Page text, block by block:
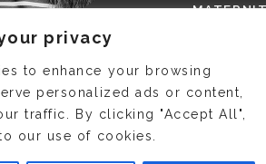
privacy
to enhance your browsing
personalized ads or content,
traffic. By clicking "Accept All",
our use of cookies.
DELPHINE MAIS
COLLIN QUI A
PHOTO !
(BUT
MAGOT !
PARIS
PRESSE
SALONS
VIDÉOS